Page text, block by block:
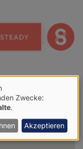
Zwecke:
Akzeptieren